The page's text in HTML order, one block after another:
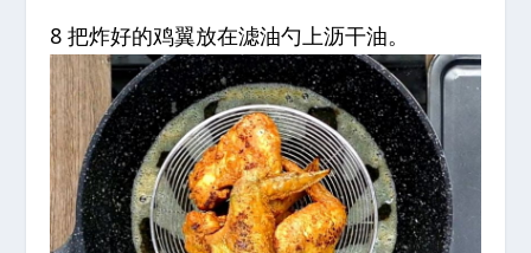
8 把炸好的鸡翼放在滤油勺上沥干油。